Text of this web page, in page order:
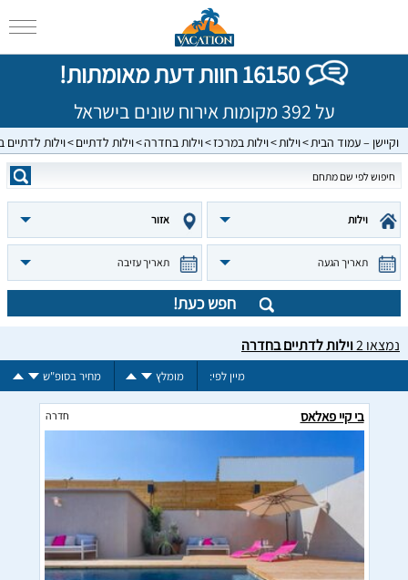
16150 חוות דעת מאומתות!
על 392 מקומות אירוח שונים בישראל
וקיישן – עמוד הבית וילות וילות במרכז וילות בחדרה וילות לדתיים וילות
וילות אזור
תאריך הגעה תאריך עזיבה
חפש כעת!
נמצאו2וילות לדתיים בחדרה
מיין לפי: מומלץ מחיר בסופ"ש
בי קיי פאלאס חדרה